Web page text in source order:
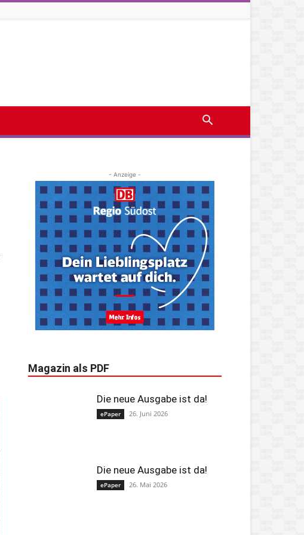
- Anzeige -
Magazin als PDF
Die neue Ausgabe ist da!
ePaper 26. Juni 2026
Die neue Ausgabe ist da!
ePaper 26. Mai 2026